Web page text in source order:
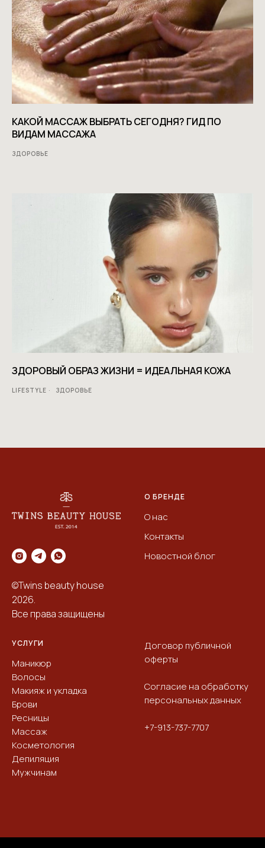
КАКОЙ МАССАЖ ВЫБРАТЬ СЕГОДНЯ? ГИД ПО
ВИДАМ МАССАЖА
ЗДОРОВЬЕ
ЗДОРОВЫЙ ОБРАЗ ЖИЗНИ = ИДЕАЛЬНАЯ КОЖА
LIFESTYLE ЗДОРОВЬЕ
©Twins beauty house
2026.
Все права защищены
О БРЕНДЕ
О нас
Контакты
Новостной блог
УСЛУГИ
Маникюр
Волосы
Макияж и укладка
Брови
Ресницы
Массаж
Косметология
Депиляция
Мужчинам
Договор публичной
оферты
Согласие на обработку
персональных данных
+7-913-737-7707